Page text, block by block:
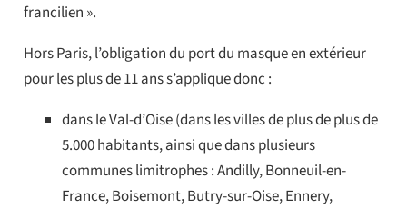
francilien ».
Hors Paris, l’obligation du port du masque en extérieur
pour les plus de 11 ans s’applique donc :
dans le Val-d’Oise (dans les villes de plus de plus de
5.000 habitants, ainsi que dans plusieurs
communes limitrophes : Andilly, Bonneuil-en-
France, Boisemont, Butry-sur-Oise, Ennery,